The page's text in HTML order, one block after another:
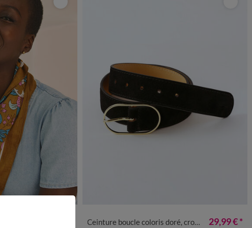
Ceinture boucle coloris doré, croûte de cuir 29,99 €*